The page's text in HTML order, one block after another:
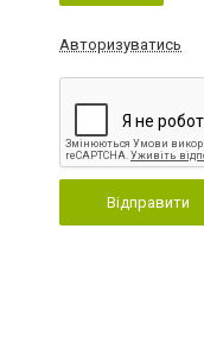
Авторизуватись
Відправити